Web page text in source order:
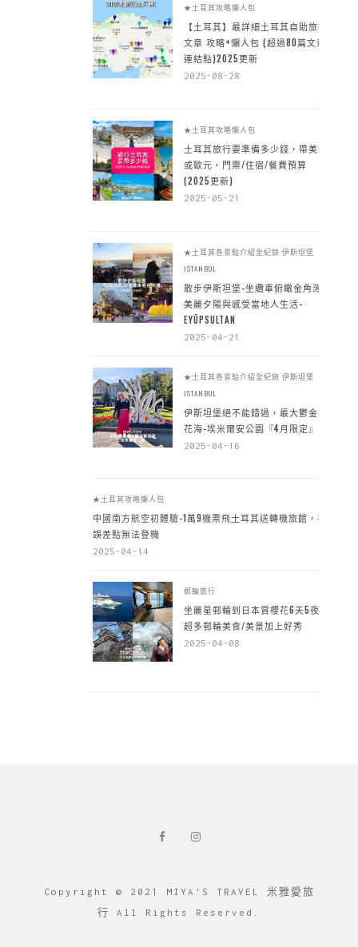
★土耳其攻略懶人包
【土耳其】最詳細土耳其自助旅行
文章 攻略+懶人包 (超過80篇文章~
連結點)2025更新
2025-08-28
★土耳其攻略懶人包
土耳其旅行要準備多少錢，帶美金
或歐元，門票/住宿/餐費預算
(2025更新)
2025-05-21
★土耳其各景點介紹全紀錄 伊斯坦堡
ISTANBUL
散步伊斯坦堡-坐纜車俯瞰金角灣
美麗夕陽與感受當地人生活-
EYÜPSULTAN
2025-04-21
★土耳其各景點介紹全紀錄 伊斯坦堡
ISTANBUL
伊斯坦堡絕不能錯過，最大鬱金香
花海-埃米爾安公園『4月限定』
2025-04-16
★土耳其攻略懶人包
中國南方航空初體驗-1萬9機票飛土耳其送轉機旅館，手
誤差點無法登機
2025-04-14
郵輪旅行
坐麗星郵輪到日本賞櫻花6天5夜，
超多郵輪美食/美景加上好秀
2025-04-08
Copyright © 2021 MIYA'S TRAVEL 米雅愛旅
行 All Rights Reserved.